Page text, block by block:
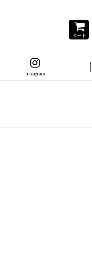
カート
Instagram